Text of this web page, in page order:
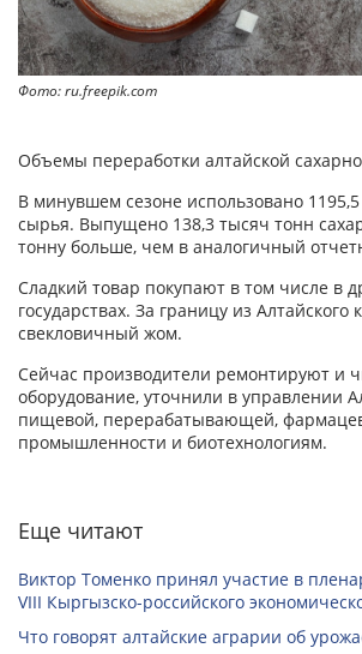
Фото: ru.freepik.com
Объемы переработки алтайской
В минувшем сезоне использовано
сырья. Выпущено 138,3 тысяч тонн
тонну больше, чем в аналогичный
Сладкий товар покупают в том числе в
государствах. За границу из Алтайского
свекловичный жом.
Сейчас производители ремонтируют и
оборудование, уточнили в управлении
пищевой, перерабатывающей,
промышленности и биотехнологиям.
Еще читают
Виктор Томенко принял участие в
VIII Кыргызско-российского
Что говорят алтайские аграрии об